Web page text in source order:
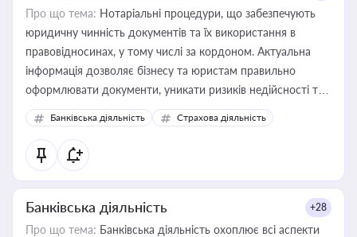
Про що тема: Нотаріальні процедури, що забезпечують
юридичну чинність документів та їх використання в
правовідносинах, у тому числі за кордоном. Актуальна
інформація дозволяє бізнесу та юристам правильно
оформлювати документи, уникати ризиків недійсності та
забезпечувати їх належне прийняття органами влади та
контрагентами
Банківська діяльність Страхова діяльність
Банківська діяльність +28
Про що тема: Банківська діяльність охоплює всі аспекти